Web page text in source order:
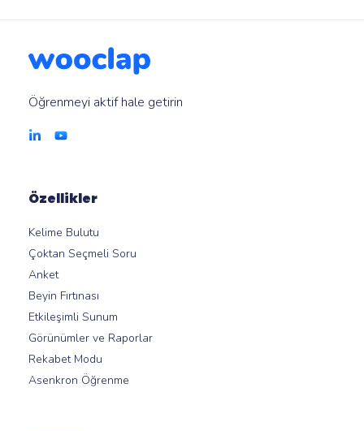
Öğrenmeyi aktif hale getirin
Özellikler
Kelime Bulutu
Çoktan Seçmeli Soru
Anket
Beyin Fırtınası
Etkileşimli Sunum
Görünümler ve Raporlar
Rekabet Modu
Asenkron Öğrenme